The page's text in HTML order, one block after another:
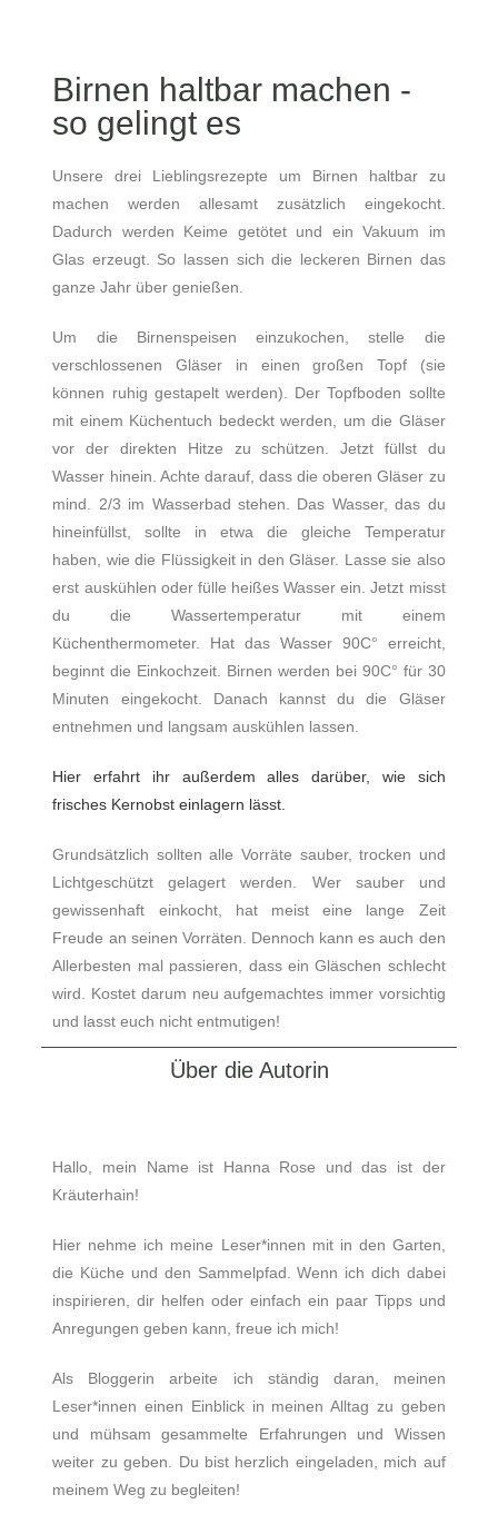
Birnen haltbar machen -
so gelingt es
Unsere drei Lieblingsrezepte um Birnen haltbar zu
machen werden allesamt zusätzlich eingekocht.
Dadurch werden Keime getötet und ein Vakuum im
Glas erzeugt. So lassen sich die leckeren Birnen das
ganze Jahr über genießen.
Um die Birnenspeisen einzukochen, stelle die
verschlossenen Gläser in einen großen Topf (sie
können ruhig gestapelt werden). Der Topfboden sollte
mit einem Küchentuch bedeckt werden, um die Gläser
vor der direkten Hitze zu schützen. Jetzt füllst du
Wasser hinein. Achte darauf, dass die oberen Gläser zu
mind. 2/3 im Wasserbad stehen. Das Wasser, das du
hineinfüllst, sollte in etwa die gleiche Temperatur
haben, wie die Flüssigkeit in den Gläser. Lasse sie also
erst auskühlen oder fülle heißes Wasser ein. Jetzt misst
du die Wassertemperatur mit einem
Küchenthermometer. Hat das Wasser 90C° erreicht,
beginnt die Einkochzeit. Birnen werden bei 90C° für 30
Minuten eingekocht. Danach kannst du die Gläser
entnehmen und langsam auskühlen lassen.
Hier erfahrt ihr außerdem alles darüber, wie sich
frisches Kernobst einlagern lässt.
Grundsätzlich sollten alle Vorräte sauber, trocken und
Lichtgeschützt gelagert werden. Wer sauber und
gewissenhaft einkocht, hat meist eine lange Zeit
Freude an seinen Vorräten. Dennoch kann es auch den
Allerbesten mal passieren, dass ein Gläschen schlecht
wird. Kostet darum neu aufgemachtes immer vorsichtig
und lasst euch nicht entmutigen!
Über die Autorin
Hallo, mein Name ist Hanna Rose und das ist der
Kräuterhain!
Hier nehme ich meine Leser*innen mit in den Garten,
die Küche und den Sammelpfad. Wenn ich dich dabei
inspirieren, dir helfen oder einfach ein paar Tipps und
Anregungen geben kann, freue ich mich!
Als Bloggerin arbeite ich ständig daran, meinen
Leser*innen einen Einblick in meinen Alltag zu geben
und mühsam gesammelte Erfahrungen und Wissen
weiter zu geben. Du bist herzlich eingeladen, mich auf
meinem Weg zu begleiten!